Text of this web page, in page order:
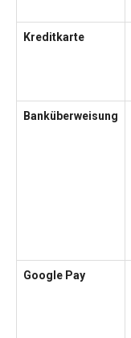
Kreditkarte
Banküberweisung
Google Pay